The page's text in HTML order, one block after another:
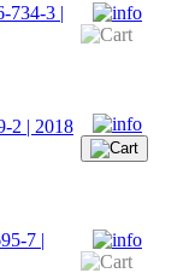
734-3 |
2 | 2018
7 |